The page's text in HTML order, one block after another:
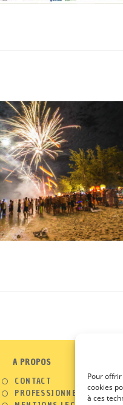
Pour
cookies
à ces
A PROPOS
CONTACT
S’OUVRE
DANS
UN
PROFESSIONNELS S’OUVRE
DANS